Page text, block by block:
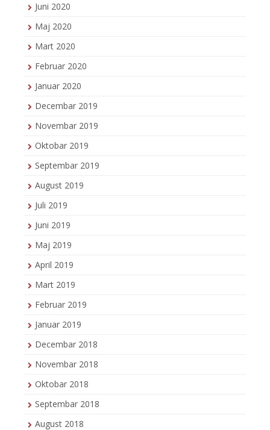
Juni 2020
Maj 2020
Mart 2020
Februar 2020
Januar 2020
Decembar 2019
Novembar 2019
Oktobar 2019
Septembar 2019
August 2019
Juli 2019
Juni 2019
Maj 2019
April 2019
Mart 2019
Februar 2019
Januar 2019
Decembar 2018
Novembar 2018
Oktobar 2018
Septembar 2018
August 2018